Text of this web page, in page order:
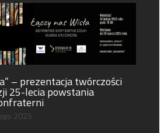
– prezentacja twórczości
25-lecia powstania
2025